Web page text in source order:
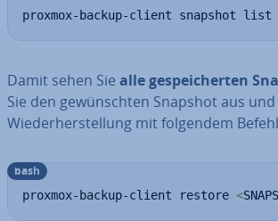
proxmox-backup-client snapshot list
Damit sehen Sie alle ge­spei­cher­ten
Sie den ge­wünsch­ten Snapshot aus
Wie­der­her­stel­lung mit folgendem
proxmox-backup-client restore <
bash